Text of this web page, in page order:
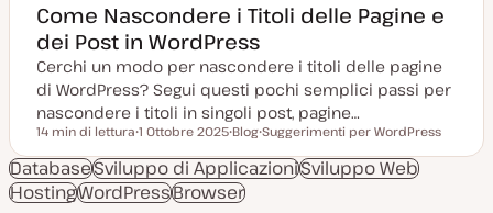
Come Nascondere i Titoli delle Pagine e
dei Post in WordPress
Cerchi un modo per nascondere i titoli delle pagine
di WordPress? Segui questi pochi semplici passi per
nascondere i titoli in singoli post, pagine…
Tempo di lettura
14 min di lettura
a
t
a
a
1 Ottobre 2025
o
s
t
t
Blog
r
g
Suggerimenti per WordPress
DatabaseSviluppo di ApplicazioniSviluppo Web
HostingWordPressBrowser